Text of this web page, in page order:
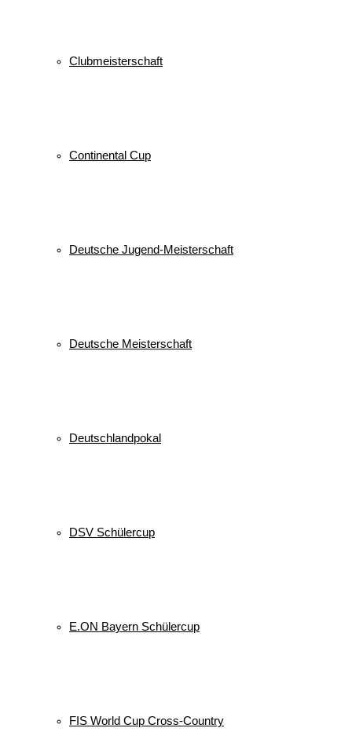
Clubmeisterschaft
Continental Cup
Deutsche Jugend-Meisterschaft
Deutsche Meisterschaft
Deutschlandpokal
DSV Schülercup
E.ON Bayern Schülercup
FIS World Cup Cross-Country